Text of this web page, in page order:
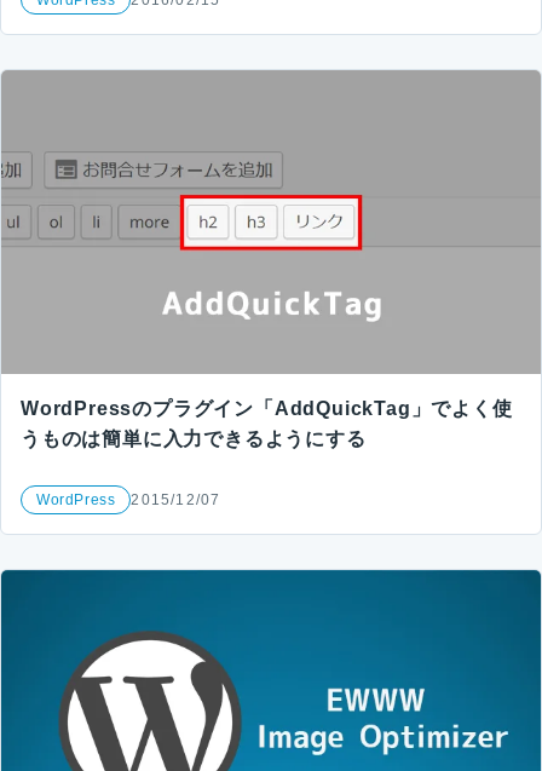
WordPressのプラグイン「AddQuickTag」でよく使
うものは簡単に入力できるようにする
WordPress 2015/12/07